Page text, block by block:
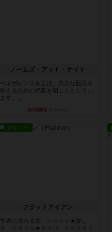
ノームズ・アット・ナイト
ベネボレンス女王は、忠実な臣民を
称えるための祝宴を開こうとしてい
ます。...
約3時間前
レビュー
フラットアイアン
世界に浸れる度 ☆☆☆☆★楽し
さ ☆☆☆☆★タイパ ☆☆☆☆☆